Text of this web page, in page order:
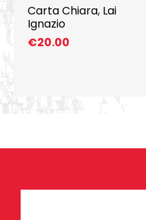
Carta Chiara, Lai
Ignazio
€20.00